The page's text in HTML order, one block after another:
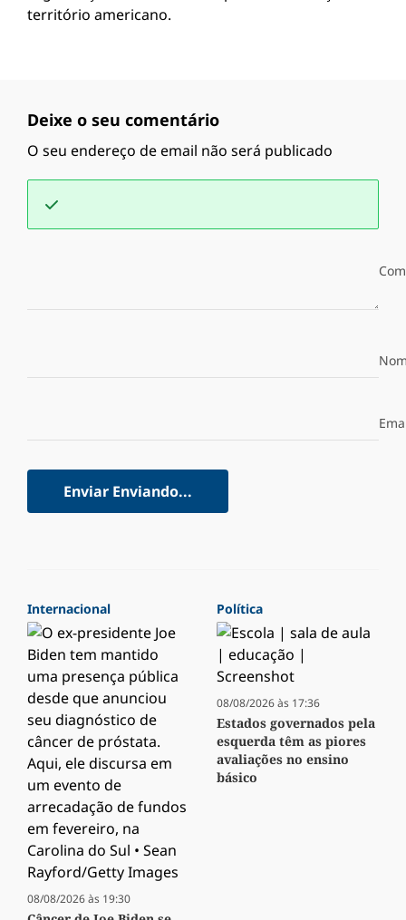
território americano.
Deixe o seu comentário
O seu endereço de email não será publicado
Enviar Enviando...
Internacional
08/08/2026 às 19:30
Política
08/08/2026 às 17:36
Estados governados pela
esquerda têm as piores
avaliações no ensino
básico